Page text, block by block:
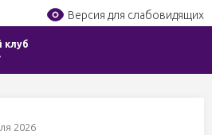
Версия для слабовидящих
клуб
2026